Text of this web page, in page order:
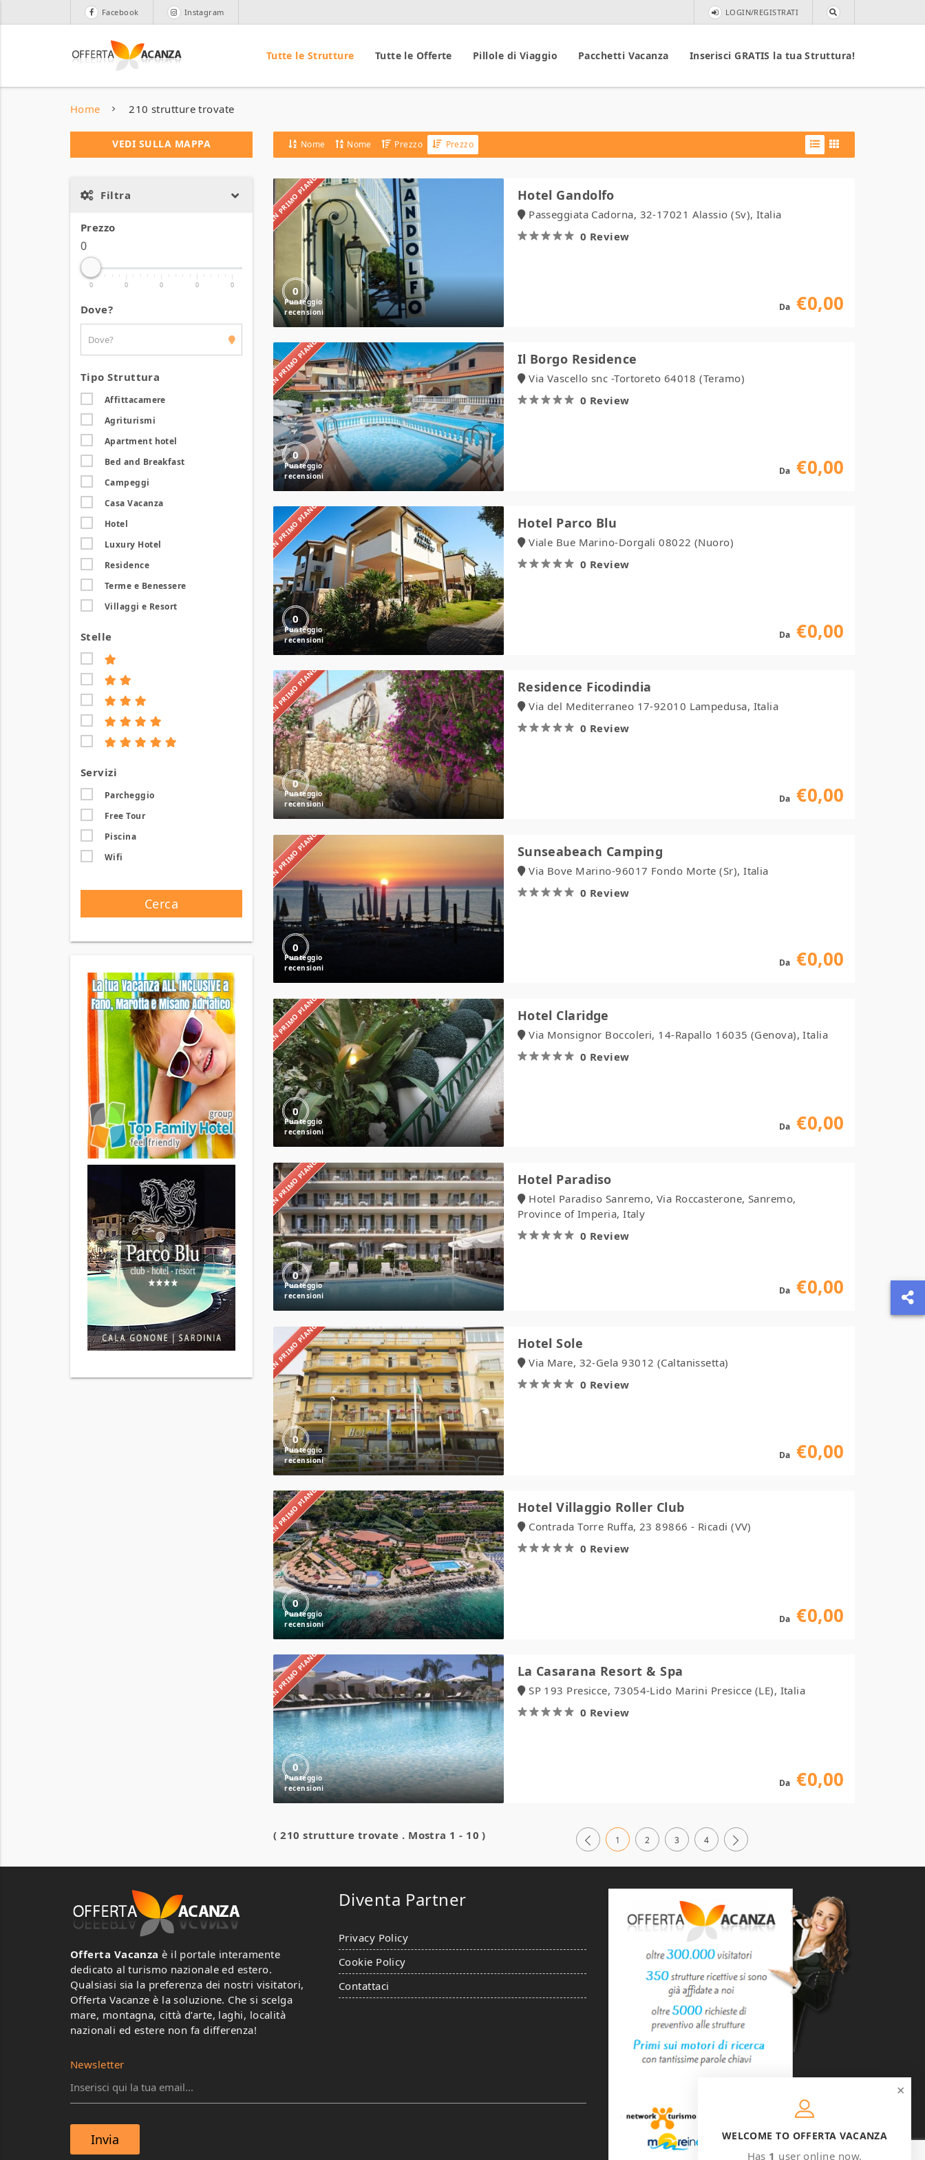
Facebook Instagram LOGIN/REGISTRATI
Tutte le Strutture Tutte le Offerte Pillole di Viaggio Pacchetti Vacanza Inserisci GRATIS la tua Struttura!
Home 210 strutture trovate
VEDI SULLA MAPPA
Filtra
Prezzo
0
0 0 0 0 0
Dove?
Tipo Struttura
Affittacamere
Agriturismi
Apartment hotel
Bed and Breakfast
Campeggi
Casa Vacanza
Hotel
Luxury Hotel
Residence
Terme e Benessere
Villaggi e Resort
Stelle
Servizi
Parcheggio
Free Tour
Piscina
Wifi
Cerca
Nome Nome Prezzo Prezzo
IN PRIMO PIANO
0
Hotel
Gandolfo
Hotel Gandolfo
Passeggiata Cadorna, 32-17021 Alassio (Sv), Italia
0 Review
Da €0,00
IN PRIMO PIANO
0
Il
Borgo
Residence
Il Borgo Residence
Via Vascello snc -Tortoreto 64018 (Teramo)
0 Review
Da €0,00
IN PRIMO PIANO
0
Hotel
Parco
Blu
Hotel Parco Blu
Viale Bue Marino-Dorgali 08022 (Nuoro)
0 Review
Da €0,00
IN PRIMO PIANO
0
Residence
Ficodindia
Residence Ficodindia
Via del Mediterraneo 17-92010 Lampedusa, Italia
0 Review
Da €0,00
IN PRIMO PIANO
0
Sunseabeach Camping
Via Bove Marino-96017 Fondo Morte (Sr), Italia
0 Review
Da €0,00
IN PRIMO PIANO
0
Hotel
Claridge
Hotel Claridge
Via Monsignor Boccoleri, 14-Rapallo 16035 (Genova), Italia
0 Review
Da €0,00
IN PRIMO PIANO
0
Hotel
Paradiso
Hotel Paradiso
Hotel Paradiso Sanremo, Via Roccasterone, Sanremo,
Province of Imperia, Italy
0 Review
Da €0,00
IN PRIMO PIANO
0
Hotel
Sole
Hotel Sole
Via Mare, 32-Gela 93012 (Caltanissetta)
0 Review
Da €0,00
IN PRIMO PIANO
0
Hotel
Villaggio
Roller
Club
Hotel Villaggio Roller Club
Contrada Torre Ruffa, 23 89866 - Ricadi (VV)
0 Review
Da €0,00
IN PRIMO PIANO
0
Casarana
Resort
&
Spa
La Casarana Resort & Spa
SP 193 Presicce, 73054-Lido Marini Presicce (LE), Italia
0 Review
Da €0,00
( 210 strutture trovate . Mostra 1 - 10 ) 1 2 3 4
Offerta Vacanza è il portale interamente
dedicato al turismo nazionale ed estero.
Qualsiasi sia la preferenza dei nostri visitatori,
Offerta Vacanze è la soluzione. Che si scelga
mare, montagna, città d’arte, laghi, località
nazionali ed estere non fa differenza!
Diventa Partner
Privacy Policy
Cookie Policy
Contattaci
Newsletter
×
WELCOME TO OFFERTA VACANZA
Has 1 user online now.